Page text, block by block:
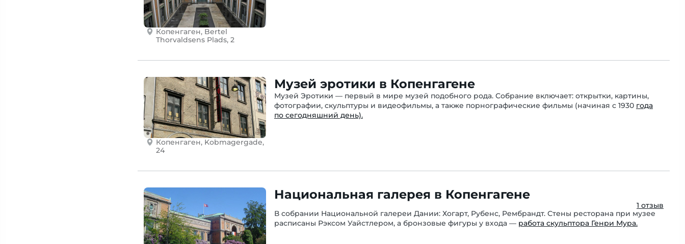
Копенгаген, Bertel
Thorvaldsens Plads, 2
Копенгаген, Kоbmagergade,
24
Музей эротики в Копенгагене
Музей Эротики — первый в мире музей подобного рода. Собрание включает: открытки, картины,
фотографии, скульптуры и видеофильмы, а также порнографические фильмы (начиная с 1930 года
по сегодняшний день).
Национальная галерея в Копенгагене
1 отзыв
В собрании Национальной галереи Дании: Хогарт, Рубенс, Рембрандт. Стены ресторана при музее
расписаны Рэксом Уайстлером, а бронзовые фигуры у входа — работа скульптора Генри Мура.